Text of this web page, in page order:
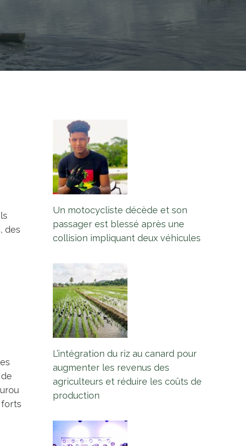
des
Un motocycliste décède et son
passager est blessé après une
collision impliquant deux véhicules
L’intégration du riz au canard pour
augmenter les revenus des
agriculteurs et réduire les coûts de
production